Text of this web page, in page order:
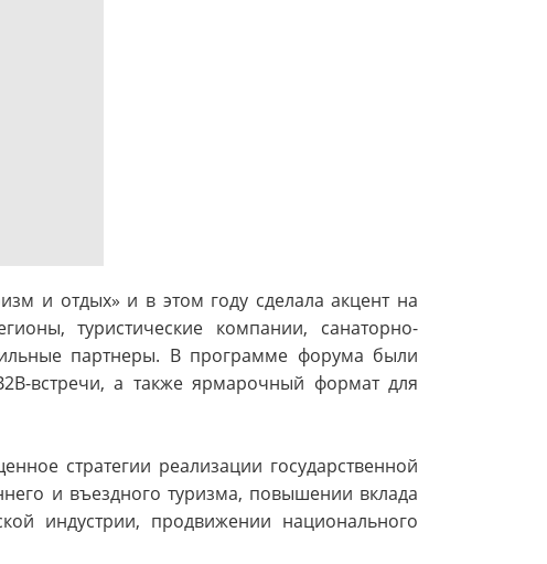
и отдых» и в этом году сделала акцент на
туристические компании, санаторно-
партнеры. В программе форума были
встречи, а также ярмарочный формат для
стратегии реализации государственной
и въездного туризма, повышении вклада
индустрии, продвижении национального